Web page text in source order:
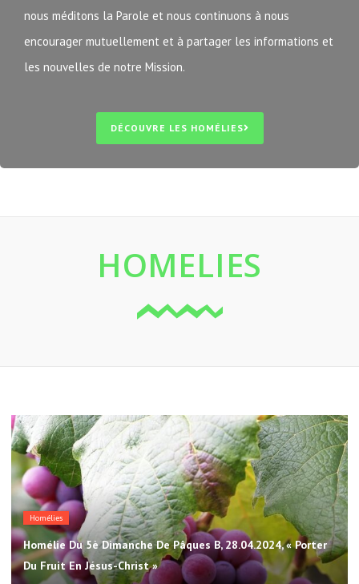
nous méditons la Parole et nous continuons à nous
encourager mutuellement et à partager les informations et
les nouvelles de notre Mission.
DÉCOUVRE LES HOMÉLIES
HOMELIES
Homélies
Homélie Du 5è Dimanche De Pâques B, 28.04.2024, « Porter
Du Fruit En Jésus-Christ »